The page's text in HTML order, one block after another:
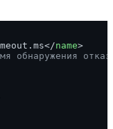
</name>
обнаружения